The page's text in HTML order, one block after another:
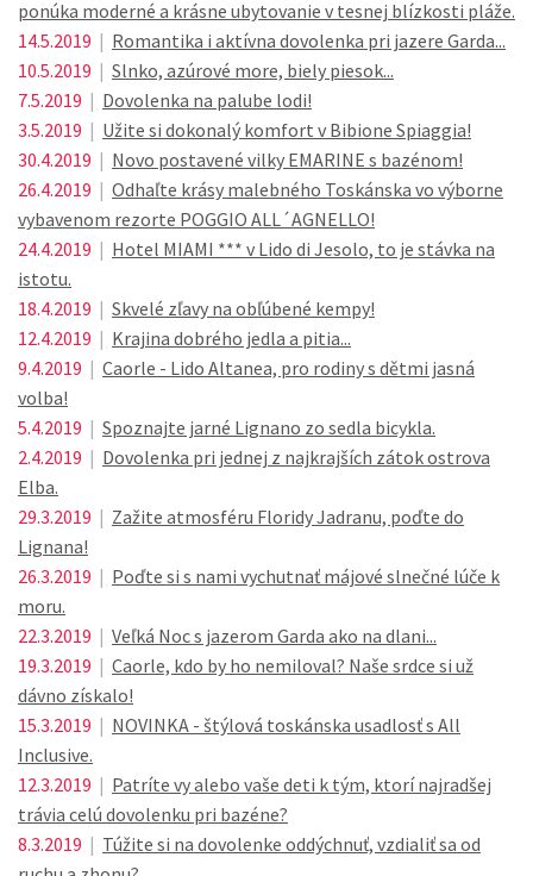
ponúka moderné a krásne ubytovanie v tesnej blízkosti pláže.
14.5.2019 | Romantika i aktívna dovolenka pri jazere Garda...
10.5.2019 | Slnko, azúrové more, biely piesok...
7.5.2019 | Dovolenka na palube lodi!
3.5.2019 | Užite si dokonalý komfort v Bibione Spiaggia!
30.4.2019 | Novo postavené vilky EMARINE s bazénom!
26.4.2019 | Odhaľte krásy malebného Toskánska vo výborne
vybavenom rezorte POGGIO ALL´AGNELLO!
24.4.2019 | Hotel MIAMI *** v Lido di Jesolo, to je stávka na
istotu.
18.4.2019 | Skvelé zľavy na obľúbené kempy!
12.4.2019 | Krajina dobrého jedla a pitia...
9.4.2019 | Caorle - Lido Altanea, pro rodiny s dětmi jasná
volba!
5.4.2019 | Spoznajte jarné Lignano zo sedla bicykla.
2.4.2019 | Dovolenka pri jednej z najkrajších zátok ostrova
Elba.
29.3.2019 | Zažite atmosféru Floridy Jadranu, poďte do
Lignana!
26.3.2019 | Poďte si s nami vychutnať májové slnečné lúče k
moru.
22.3.2019 | Veľká Noc s jazerom Garda ako na dlani...
19.3.2019 | Caorle, kdo by ho nemiloval? Naše srdce si už
dávno získalo!
15.3.2019 | NOVINKA - štýlová toskánska usadlosť s All
Inclusive.
12.3.2019 | Patríte vy alebo vaše deti k tým, ktorí najradšej
trávia celú dovolenku pri bazéne?
8.3.2019 | Túžite si na dovolenke oddýchnuť, vzdialiť sa od